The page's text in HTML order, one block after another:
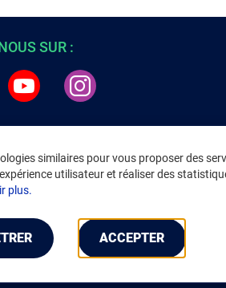
similaires pour vous proposer des
utilisateur et réaliser des
plus.
ACCEPTER
SUR :
LÉGALES
/CGU Marketplace
mes cookies
légales
Accessibilité : non conforme